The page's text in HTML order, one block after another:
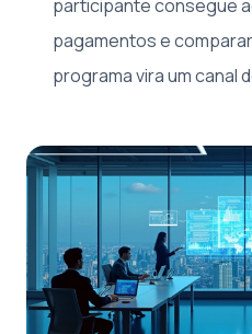
participante consegue
pagamentos e
programa vira um canal